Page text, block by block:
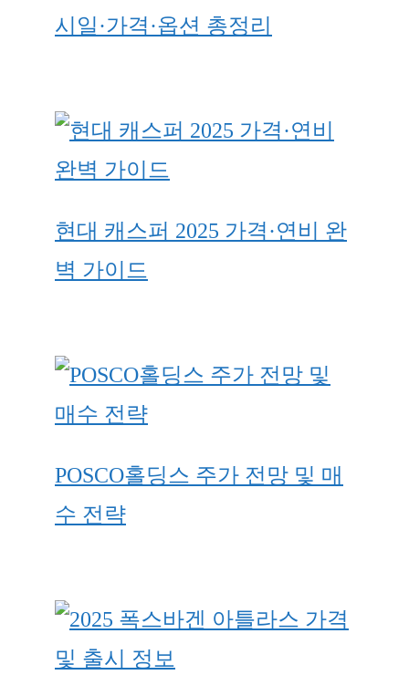
시일·가격·옵션 총정리
현대 캐스퍼 2025 가격·연비 완
벽 가이드
POSCO홀딩스 주가 전망 및 매
수 전략